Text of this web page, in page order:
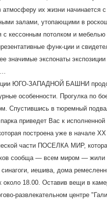
их жизни начинается
залами, утопающими в
кессонным потолком и
функ-ции и
значимые экспонаты
ЮГО-ЗАПАДНОЙ БАШНИ
особенности. Прогулка по
Спустившись в тюремный
парка приведет Вас к
построена уже в начале
части ПОСЕЛКА МИР,
сообща — всем миром — жили
синагоги, иешива, дома
18.00. Оставив вещи в
развлекательном центре